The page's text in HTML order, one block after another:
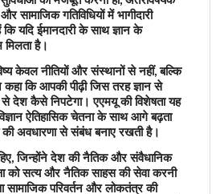
सामाजिक गतिविधियों में भागीदारी
यदि ईमानदारी के साथ ज्ञान के
है।
केवल नीतियों और संस्थानों से नहीं,बल्कि
कि आपकी पीढ़ी जिस तरह ज्ञान से
देश कैसे निपटेगा। एएमयू की विशेषता यह
ऐतिहासिक चेतना के साथ आगे बढ़ता
अवधारणा से संबंध बनाए रखती है।
,जिन्होंने देश की नैतिक और संवैधानिक
को सत्य और नैतिक साहस की सेवा करनी
सामाजिक परिवर्तन और लोकतंत्र की